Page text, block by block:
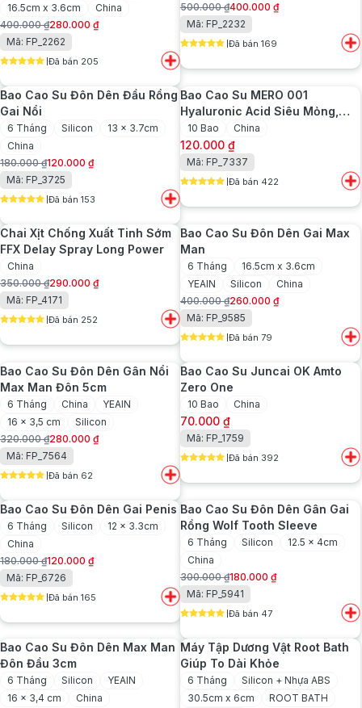
16.5cm x 3.6cm
China
400.000₫
Giá
gốc
là:
400.000 ₫.
280.000 ₫
Giá
hiện
tại
là:
280.000 ₫.
Mã: FP_2262
Đã bán 205
500.000₫
Giá
gốc
là:
500.000 ₫.
400.000 ₫
Giá
hiện
tại
là:
400.000 ₫.
Mã: FP_2232
Đã bán 169
Bao Cao Su Đôn Dên Đầu Rồng
Gai Nổi
6 Tháng Silicon
13 x 3.7cm
China
180.000₫
Giá
gốc
là:
180.000 ₫.
120.000 ₫
Giá
hiện
tại
là:
120.000 ₫.
Mã: FP_3725
Đã bán 153
Bao Cao Su MERO 001
Hyaluronic Acid Siêu Mỏng,
Siêu Chân Thật
10 Bao China
120.000 ₫
Mã: FP_7337
Đã bán 422
Chai Xịt Chống Xuất Tinh Sớm
FFX Delay Spray Long Power
China
350.000₫
Giá
gốc
là:
350.000 ₫.
290.000 ₫
Giá
hiện
tại
là:
Mã: FP_4171
Đã bán 252
Bao Cao Su Đôn Dên Gai Max
Man
6 Tháng
16.5cm x 3.6cm
YEAIN
Silicon
China
400.000₫
Giá
gốc
là:
400.000 ₫.
260.000 ₫
Giá
hiện
tại
là:
260.000 ₫.
Mã: FP_9585
Đã bán 79
Bao Cao Su Đôn Dên Gân Nổi
Max Man Đôn 5cm
6 Tháng China
YEAIN
16 x 3,5 cm
Silicon
320.000₫
Giá
gốc
là:
320.000 ₫.
280.000 ₫
Giá
hiện
tại
là:
280.000 ₫.
Mã: FP_7564
Đã bán 62
Bao Cao Su Juncai OK Amto
Zero One
10 Bao China
70.000 ₫
Mã: FP_1759
Đã bán 392
Bao Cao Su Đôn Dên Gai Penis
6 Tháng Silicon
12 x 3.3cm
China
180.000₫
Giá
gốc
là:
180.000 ₫.
120.000 ₫
Giá
hiện
tại
là:
Mã: FP_6726
Đã bán 165
Bao Cao Su Đôn Dên Gân Gai
Rồng Wolf Tooth Sleeve
6 Tháng Silicon
12.5 x 4cm
China
300.000₫
Giá
gốc
là:
300.000 ₫.
180.000 ₫
Giá
hiện
tại
là:
180.000 ₫.
Mã: FP_5941
Đã bán 47
Bao Cao Su Đôn Dên Max Man
Đôn Đầu 3cm
6 Tháng Silicon
YEAIN
16 x 3,4 cm
China
Máy Tập Dương Vật Root Bath
Giúp To Dài Khỏe
6 Tháng
Silicon + Nhựa ABS
30.5cm x 6cm
ROOT BATH